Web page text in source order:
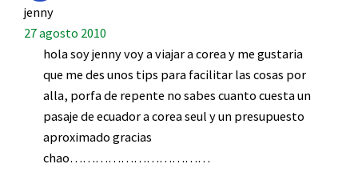
jenny
27 agosto 2010
hola soy jenny voy a viajar a corea y me gustaria
que me des unos tips para facilitar las cosas por
alla, porfa de repente no sabes cuanto cuesta un
pasaje de ecuador a corea seul y un presupuesto
aproximado gracias
chao……………………………